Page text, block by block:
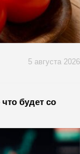
5 августа 2026
будет со